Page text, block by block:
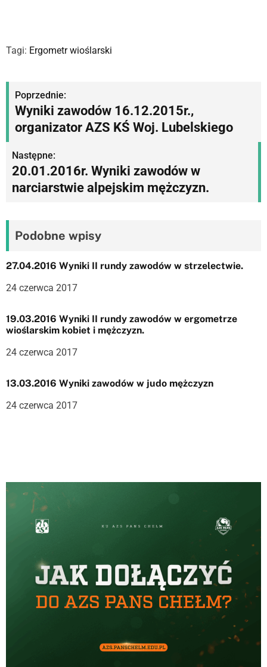
Tagi: Ergometr wioślarski
N
w
g
j
a
w
p
u
Poprzednie:
Wyniki zawodów 16.12.2015r.,
organizator AZS KŚ Woj. Lubelskiego
Następne:
20.01.2016r. Wyniki zawodów w
narciarstwie alpejskim mężczyzn.
Podobne wpisy
27.04.2016 Wyniki II rundy zawodów w strzelectwie.
24 czerwca 2017
19.03.2016 Wyniki II rundy zawodów w ergometrze
wioślarskim kobiet i mężczyzn.
24 czerwca 2017
13.03.2016 Wyniki zawodów w judo mężczyzn
24 czerwca 2017